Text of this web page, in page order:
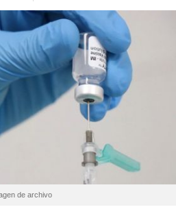
de archivo